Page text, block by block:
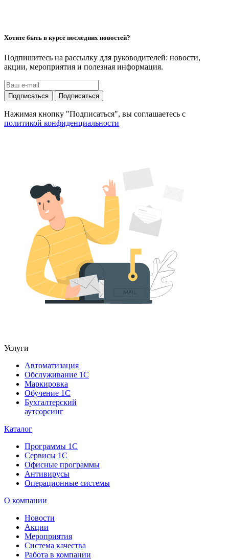
Хотите быть в курсе последних новостей?
Подпишитесь на рассылку для руководителей: новости,
акции, мероприятия и полезная информация.
Подписаться Подписаться
Нажимая кнопку "Подписаться", вы соглашаетесь с
политикой конфиденциальности
Услуги
Автоматизация
Обслуживание 1С
Маркировка
Обучение 1С
Бухгалтерский
аутсорсинг
Каталог
Программы 1С
Сервисы 1С
Офисные программы
Антивирусы
Операционные системы
О компании
Новости
Акции
Мероприятия
Система качества
Работа в компании